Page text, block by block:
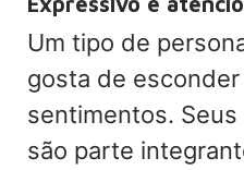
Um tipo de
gosta de
sentimentos.
são parte